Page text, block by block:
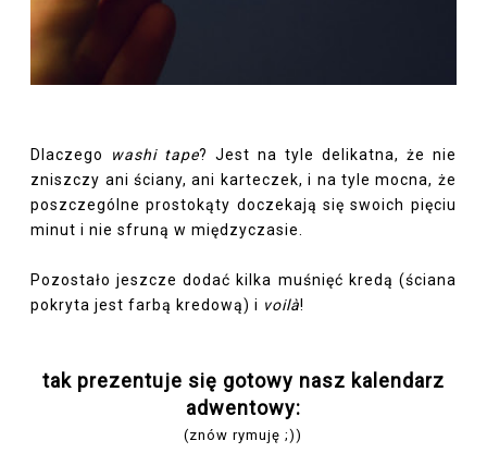
Dlaczego washi tape? Jest na tyle delikatna, że nie
zniszczy ani ściany, ani karteczek, i na tyle mocna, że
poszczególne prostokąty doczekają się swoich pięciu
minut i nie sfruną w międzyczasie.
Pozostało jeszcze dodać kilka muśnięć kredą (ściana
pokryta jest farbą kredową) i voilà!
tak prezentuje się gotowy nasz kalendarz
adwentowy:
(znów rymuję ;))